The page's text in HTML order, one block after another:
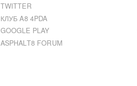
TWITTER
КЛУБ A8 4PDA
GOOGLE PLAY
ASPHALT8 FORUM